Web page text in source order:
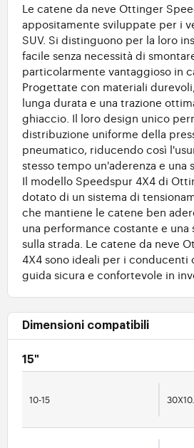
Le catene da neve Ottinger
appositamente sviluppate per i
SUV. Si distinguono per la loro
facile senza necessità di
particolarmente vantaggioso in
Progettate con materiali
lunga durata e una trazione
ghiaccio. Il loro design unico
distribuzione uniforme della
pneumatico, riducendo così
stesso tempo un'aderenza e una
Il modello Speedspur 4X4 di
dotato di un sistema di
che mantiene le catene ben
una performance costante e una
sulla strada. Le catene da neve
4X4 sono ideali per i conducenti
guida sicura e confortevole in
Dimensioni compatibili
15"
10-15